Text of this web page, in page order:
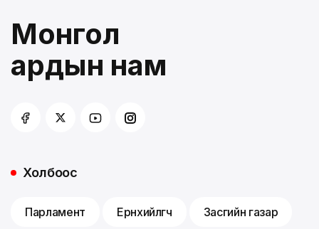
Монгол
ардын нам
Холбоос
Парламент Ерөнхийлөгч Засгийн газар